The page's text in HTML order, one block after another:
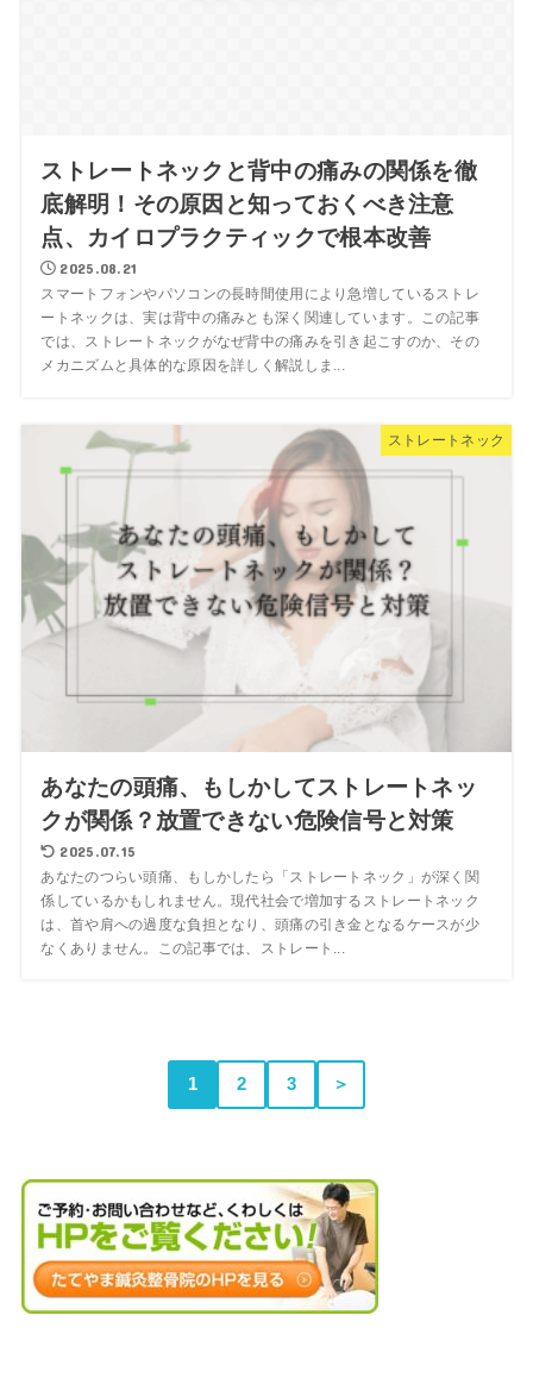
ストレートネックと背中の痛みの関係を徹
底解明！その原因と知っておくべき注意
点、カイロプラクティックで根本改善
2025.08.21
スマートフォンやパソコンの長時間使用により急増しているストレ
ートネックは、実は背中の痛みとも深く関連しています。この記事
では、ストレートネックがなぜ背中の痛みを引き起こすのか、その
メカニズムと具体的な原因を詳しく解説しま...
ストレートネック
あなたの頭痛、もしかしてストレートネッ
クが関係？放置できない危険信号と対策
2025.07.15
あなたのつらい頭痛、もしかしたら「ストレートネック」が深く関
係しているかもしれません。現代社会で増加するストレートネック
は、首や肩への過度な負担となり、頭痛の引き金となるケースが少
なくありません。この記事では、ストレート...
1 2 3 ＞